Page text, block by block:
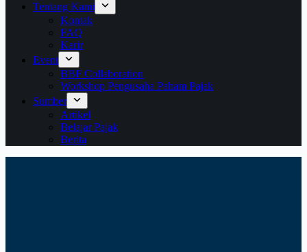
Tentang Kami
Kontak
FAQ
Karir
Event
BBF Collaboration
Workshop Pengusaha Paham Pajak
Sumber
Artikel
Belajar Pajak
Berita